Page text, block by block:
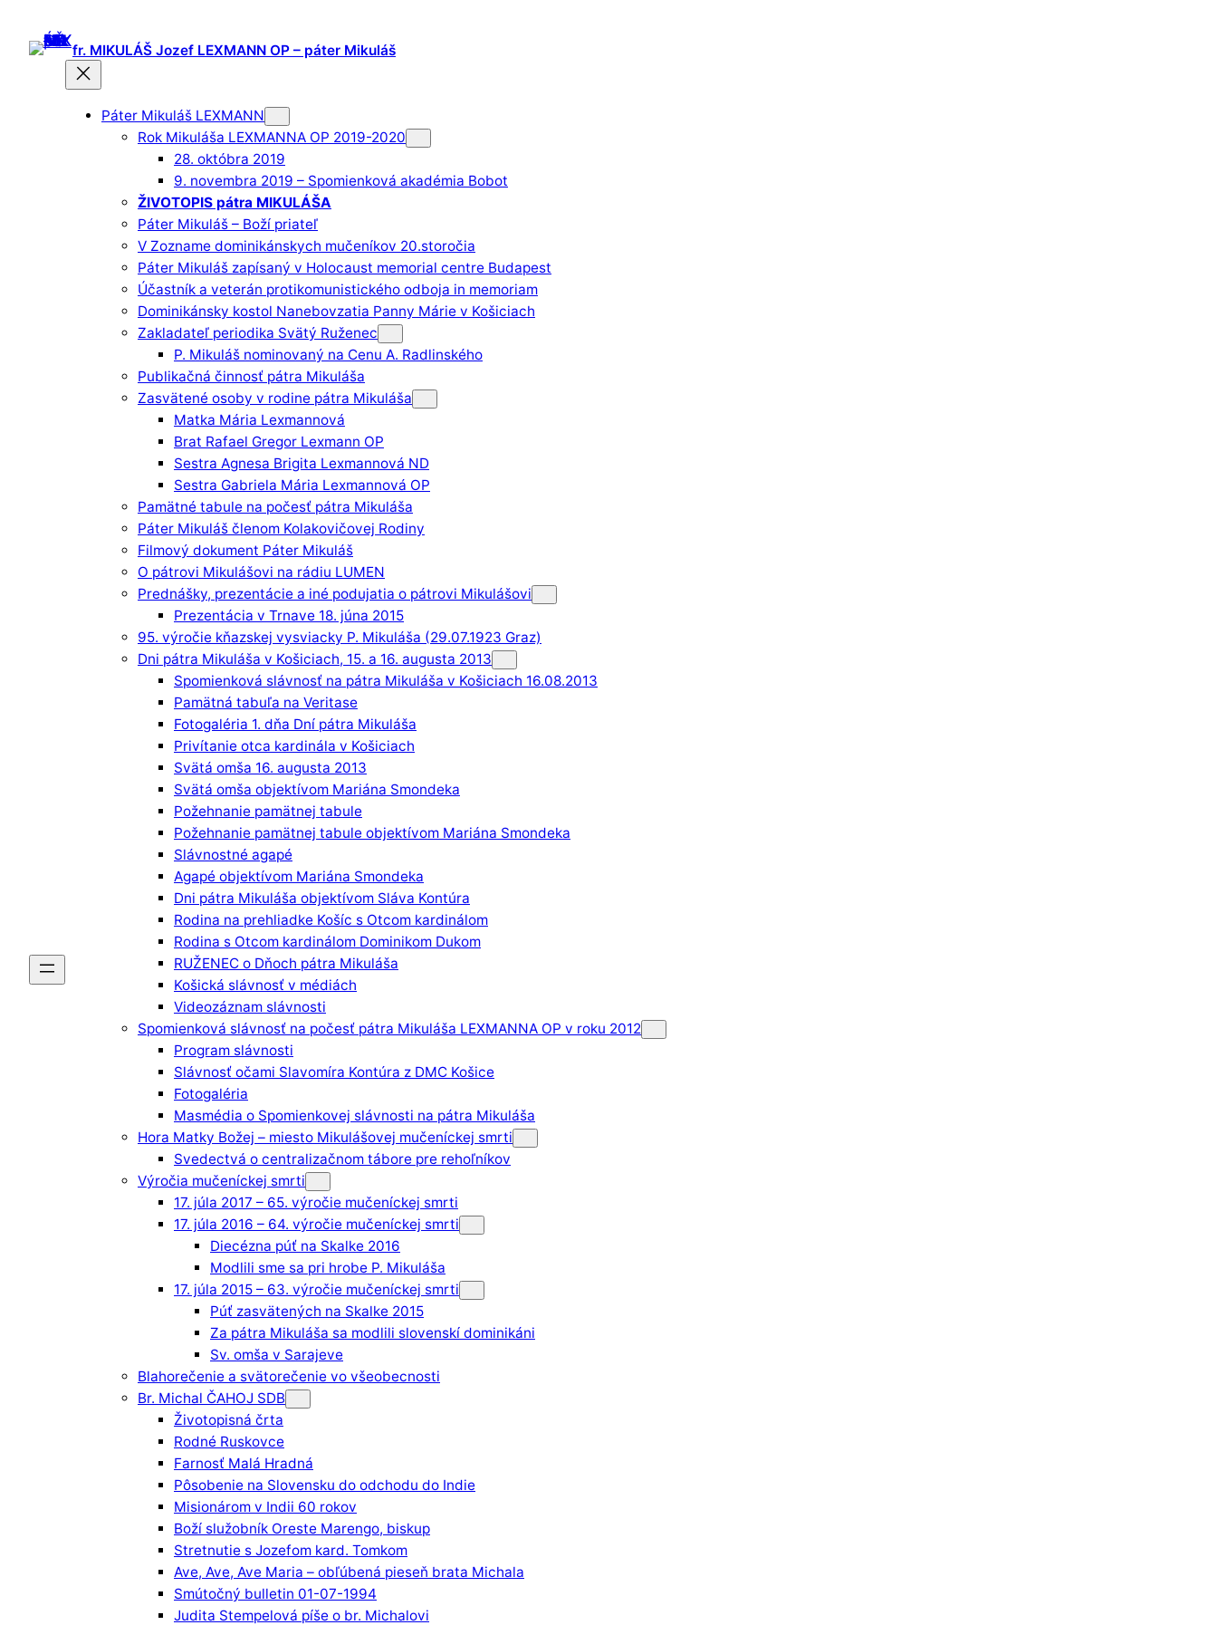
obsah
fr. MIKULÁŠ Jozef LEXMANN OP – páter Mikuláš
Páter Mikuláš LEXMANN
Rok Mikuláša LEXMANNA OP 2019-2020
28. októbra 2019
9. novembra 2019 – Spomienková akadémia Bobot
ŽIVOTOPIS pátra MIKULÁŠA
Páter Mikuláš – Boží priateľ
V Zozname dominikánskych mučeníkov 20.storočia
Páter Mikuláš zapísaný v Holocaust memorial centre Budapest
Účastník a veterán protikomunistického odboja in memoriam
Dominikánsky kostol Nanebovzatia Panny Márie v Košiciach
Zakladateľ periodika Svätý Ruženec
P. Mikuláš nominovaný na Cenu A. Radlinského
Publikačná činnosť pátra Mikuláša
Zasvätené osoby v rodine pátra Mikuláša
Matka Mária Lexmannová
Brat Rafael Gregor Lexmann OP
Sestra Agnesa Brigita Lexmannová ND
Sestra Gabriela Mária Lexmannová OP
Pamätné tabule na počesť pátra Mikuláša
Páter Mikuláš členom Kolakovičovej Rodiny
Filmový dokument Páter Mikuláš
O pátrovi Mikulášovi na rádiu LUMEN
Prednášky, prezentácie a iné podujatia o pátrovi Mikulášovi
Prezentácia v Trnave 18. júna 2015
95. výročie kňazskej vysviacky P. Mikuláša (29.07.1923 Graz)
Dni pátra Mikuláša v Košiciach, 15. a 16. augusta 2013
Spomienková slávnosť na pátra Mikuláša v Košiciach 16.08.2013
Pamätná tabuľa na Veritase
Fotogaléria 1. dňa Dní pátra Mikuláša
Privítanie otca kardinála v Košiciach
Svätá omša 16. augusta 2013
Svätá omša objektívom Mariána Smondeka
Požehnanie pamätnej tabule
Požehnanie pamätnej tabule objektívom Mariána Smondeka
Slávnostné agapé
Agapé objektívom Mariána Smondeka
Dni pátra Mikuláša objektívom Sláva Kontúra
Rodina na prehliadke Košíc s Otcom kardinálom
Rodina s Otcom kardinálom Dominikom Dukom
RUŽENEC o Dňoch pátra Mikuláša
Košická slávnosť v médiách
Videozáznam slávnosti
Spomienková slávnosť na počesť pátra Mikuláša LEXMANNA OP v roku 2012
Program slávnosti
Slávnosť očami Slavomíra Kontúra z DMC Košice
Fotogaléria
Masmédia o Spomienkovej slávnosti na pátra Mikuláša
Hora Matky Božej – miesto Mikulášovej mučeníckej smrti
Svedectvá o centralizačnom tábore pre rehoľníkov
Výročia mučeníckej smrti
17. júla 2017 – 65. výročie mučeníckej smrti
17. júla 2016 – 64. výročie mučeníckej smrti
Diecézna púť na Skalke 2016
Modlili sme sa pri hrobe P. Mikuláša
17. júla 2015 – 63. výročie mučeníckej smrti
Púť zasvätených na Skalke 2015
Za pátra Mikuláša sa modlili slovenskí dominikáni
Sv. omša v Sarajeve
Blahorečenie a svätorečenie vo všeobecnosti
Br. Michal ČAHOJ SDB
Životopisná črta
Rodné Ruskovce
Farnosť Malá Hradná
Pôsobenie na Slovensku do odchodu do Indie
Misionárom v Indii 60 rokov
Boží služobník Oreste Marengo, biskup
Stretnutie s Jozefom kard. Tomkom
Ave, Ave, Ave Maria – obľúbená pieseň brata Michala
Smútočný bulletin 01-07-1994
Judita Stempelová píše o br. Michalovi